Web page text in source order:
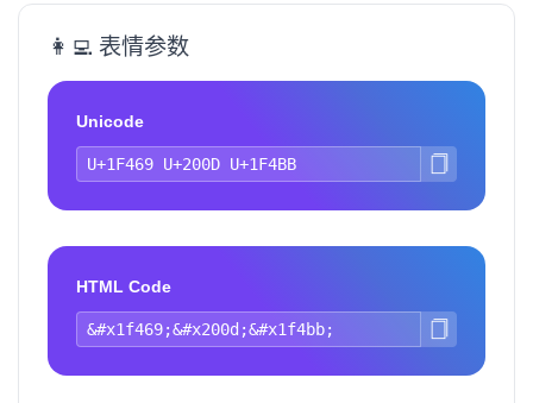
👩‍💻 表情参数
Unicode
HTML Code